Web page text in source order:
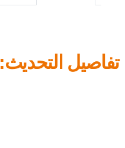
تفاصيل التحديث: